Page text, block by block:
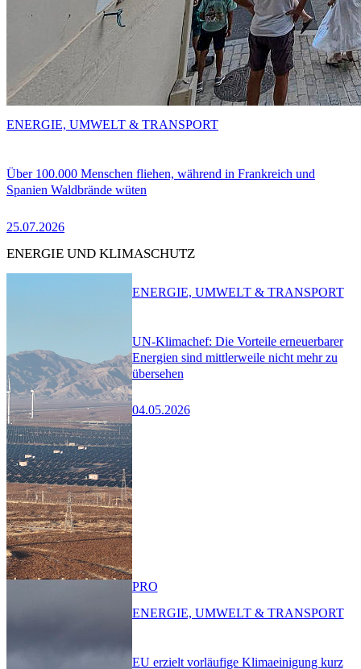
Über 100.000 Menschen fliehen, während in Frankreich und
Spanien Waldbrände wüten
25.07.2026
ENERGIE, UMWELT & TRANSPORT
ENERGIE UND KLIMASCHUTZ
UN-Klimachef: Die Vorteile erneuerbarer
Energien sind mittlerweile nicht mehr zu
übersehen
04.05.2026
ENERGIE, UMWELT & TRANSPORT
EU erzielt vorläufige Klimaeinigung kurz
PRO
ENERGIE, UMWELT & TRANSPORT